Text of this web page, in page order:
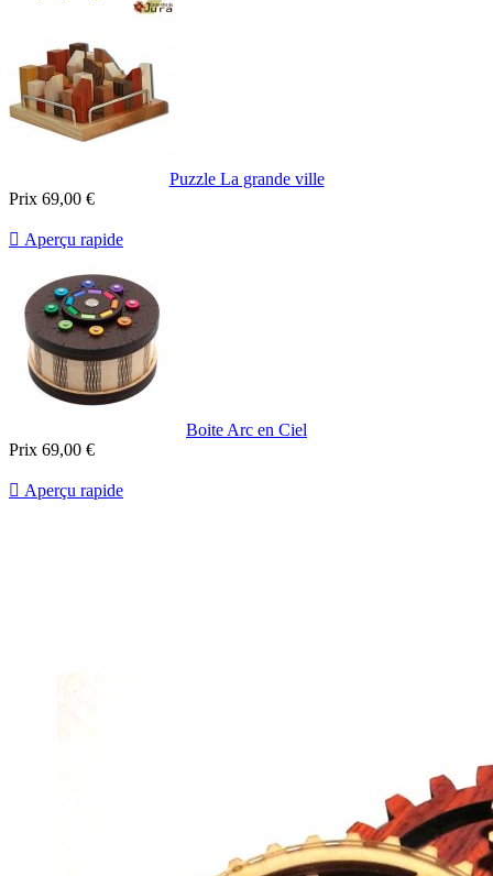
Puzzle La grande ville
Prix 69,00 €
 Aperçu rapide
Boite Arc en Ciel
Prix 69,00 €
 Aperçu rapide